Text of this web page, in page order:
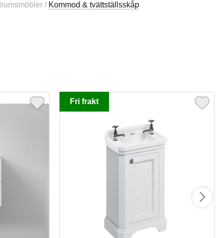
/ Kommod & tvättställsskåp
Fri frakt